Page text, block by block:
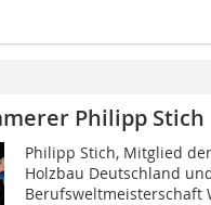
Philipp Stich
Philipp Stich, Mitglied
Holzbau Deutschland
Berufsweltmeisterschaft